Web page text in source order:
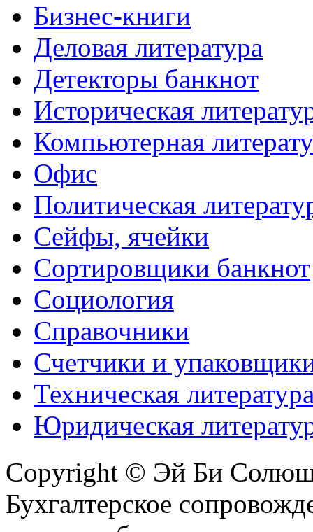
Бизнес-книги
Деловая литература
Детекторы банкнот
Историческая
Компьютерная
Офис
Политическая
Сейфы, ячейки
Сортировщики банкнот
Социология
Справочники
Счетчики и
Техническая
Юридическая
Copyright © Эй Би
Бухгалтерское